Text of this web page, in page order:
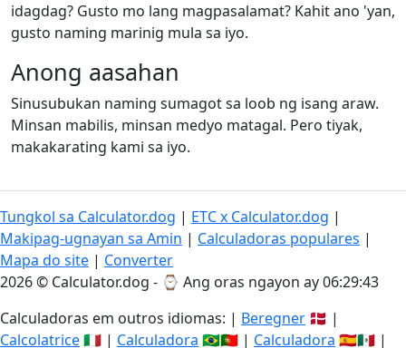
idagdag? Gusto mo lang magpasalamat? Kahit ano 'yan,
gusto naming marinig mula sa iyo.
Anong aasahan
Sinusubukan naming sumagot sa loob ng isang araw.
Minsan mabilis, minsan medyo matagal. Pero tiyak,
makakarating kami sa iyo.
Tungkol sa Calculator.dog | ETC x Calculator.dog |
Makipag-ugnayan sa Amin | Calculadoras populares |
Mapa do site | Converter
2026 © Calculator.dog - ⌚ Ang oras ngayon ay 06:29:43
Calculadoras em outros idiomas: | Beregner 🇩🇰 |
Calcolatrice🇮🇹 | Calculadora 🇧🇷🇵🇹 | Calculadora 🇪🇸🇲🇽 |